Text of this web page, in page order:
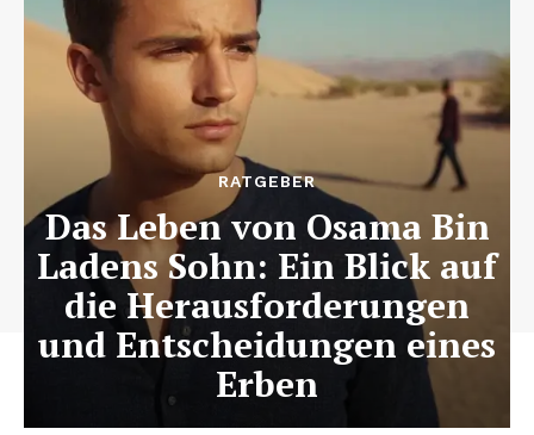
RATGEBER
Das Leben von Osama Bin
Ladens Sohn: Ein Blick auf
die Herausforderungen
und Entscheidungen eines
Erben